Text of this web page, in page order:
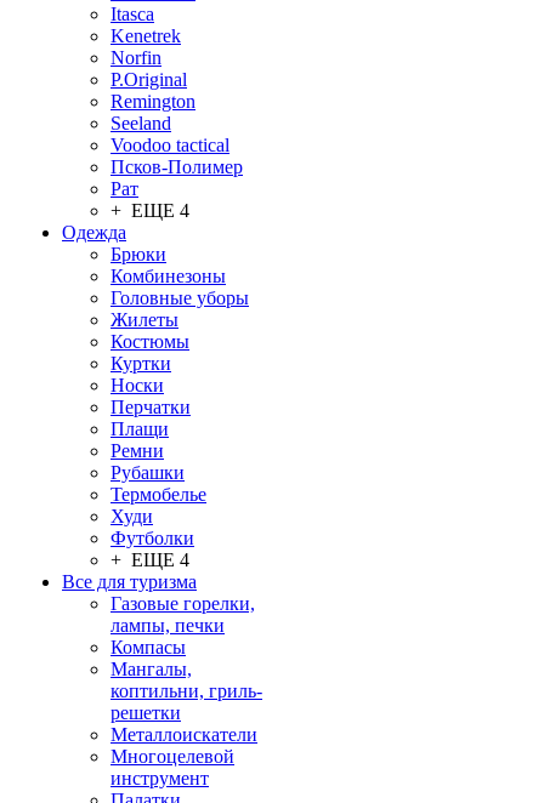
Itasca
Kenetrek
Norfin
P.Original
Remington
Seeland
Voodoo tactical
Псков-Полимер
Рат
+ ЕЩЕ 4
Одежда
Брюки
Комбинезоны
Головные уборы
Жилеты
Костюмы
Куртки
Носки
Перчатки
Плащи
Ремни
Рубашки
Термобелье
Худи
Футболки
+ ЕЩЕ 4
Все для туризма
Газовые горелки,
лампы, печки
Компасы
Мангалы,
коптильни, гриль-
решетки
Металлоискатели
Многоцелевой
инструмент